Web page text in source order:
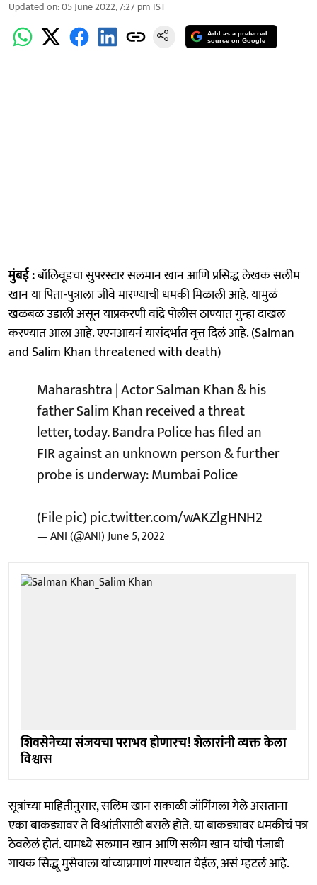
Updated on:05 June 2022, 7:27 pm IST
Add as a preferred
source on Google
मुंबई :बॉलिवूडचा सुपरस्टार सलमान खान आणि प्रसिद्ध लेखक सलीम
खान या पिता-पुत्राला जीवे मारण्याची धमकी मिळाली आहे. यामुळं
खळबळ उडाली असून याप्रकरणी वांद्रे पोलीस ठाण्यात गुन्हा दाखल
करण्यात आला आहे. एएनआयनं यासंदर्भात वृत्त दिलं आहे. (Salman
and Salim Khan threatened with death)
Maharashtra | Actor Salman Khan & his
father Salim Khan received a threat
letter, today. Bandra Police has filed an
FIR against an unknown person & further
probe is underway: Mumbai Police
(File pic)pic.twitter.com/wAKZlgHNH2
— ANI (@ANI)June 5, 2022
शिवसेनेच्या संजयचा पराभव होणारच! शेलारांनी व्यक्त केला
विश्वास
सूत्रांच्या माहितीनुसार, सलिम खान सकाळी जॉगिंगला गेले असताना
एका बाकड्यावर ते विश्रांतीसाठी बसले होते. या बाकड्यावर धमकीचं पत्र
ठेवलेलं होतं. यामध्ये सलमान खान आणि सलीम खान यांची पंजाबी
गायक सिद्धू मुसेवाला यांच्याप्रमाणं मारण्यात येईल, असं म्हटलं आहे.